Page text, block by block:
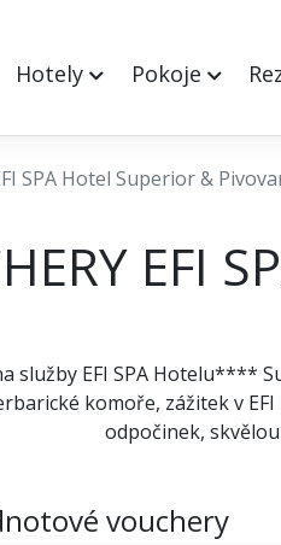
Hotely Pokoje
SPA Hotel Superior &
EFI
služby EFI SPA Hotelu****
komoře, zážitek v
odpočinek,
vouchery